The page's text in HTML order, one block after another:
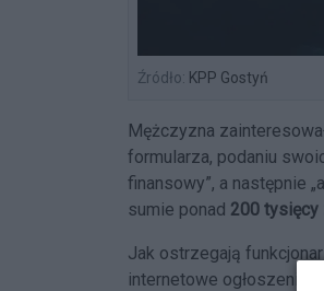
Źródło: KPP Gostyń
Mężczyzna
formularza, podaniu
finansowy”, a następnie
sumie ponad 200 tysięcy
Jak ostrzegają
internetowe ogłoszenia